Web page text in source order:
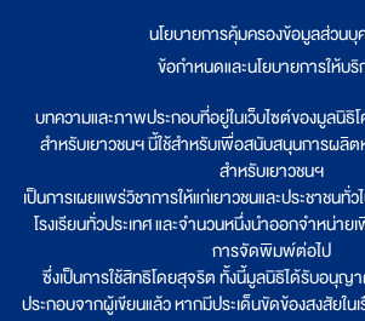
นโยบายการคุ้มครองข้อมูลส่วนบุ
ข้อกำหนดและนโยบายการให้บริ
บทความและภาพประกอบที่อยู่ในเว็บไซต์ของมูลนิธิ
สำหรับเยาวชนฯ นี้ใช้สำหรับเพื่อสนับสนุนการผลิ
สำหรับเยาวชนฯ
เป็นการเผยแพร่วิชาการให้แก่เยาวชนและประชาชนทั่
โรงเรียนทั่วประเทศ และจำนวนหนึ่งนำออกจำหน่าย
การจัดพิมพ์ต่อไป
ซึ่งเป็นการใช้สิทธิโดยสุจริต ทั้งนี้มูลนิธิได้รับอนุญ
ประกอบจากผู้เขียนแล้ว หากมีประเด็นขัดข้องสงสัยใน